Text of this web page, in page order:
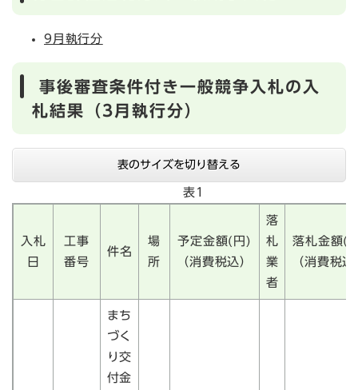
9月執行分
事後審査条件付き一般競争入札の入
札結果（3月執行分）
表のサイズを切り替える
表1
入札
日
工事
番号
件名
場
所
予定金額(円)
（消費税込）
落
札
業
者
落札金額(
（消費税込
まち
づく
り交
付金